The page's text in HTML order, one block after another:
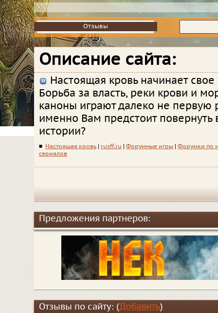
Отзывы
Отзывы
Описание сайта:
Настоящая кровь начинает
Борьба за власть, реки крови и
каноны играют далеко не первую
именно Вам предстоит повернуть
истории?
■ Настоящая кровь rusff.ru Форумные игры
Форумки по
сериалов
Предложения партнеров:
Отзывы по сайту: (Добавить)